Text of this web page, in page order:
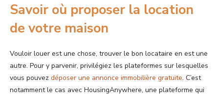
Savoir où proposer la location
de votre maison
Vouloir louer est une chose, trouver le bon locataire en est une
autre. Pour y parvenir, privilégiez les plateformes sur lesquelles
vous pouvez déposer une annonce immobilière gratuite. C’est
notamment le cas avec HousingAnywhere, une plateforme qui